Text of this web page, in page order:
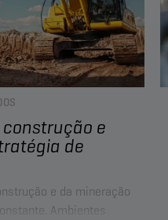
e
de
e da mineração
Ambientes